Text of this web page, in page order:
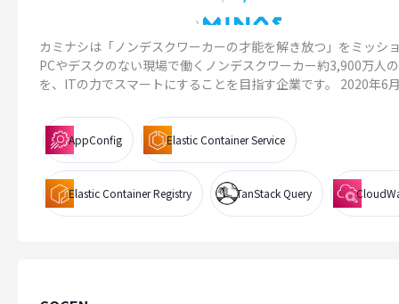
カミナシは「ノンデスクワーカーの才能を解き放つ」をミッシ
PCやデスクのない現場で働くノンデスクワーカー約3,900万人
を、ITの力でスマートにすることを目指す企業です。 2020年6
AppConfig Elastic Container Service
Elastic Container Registry TanStack Query